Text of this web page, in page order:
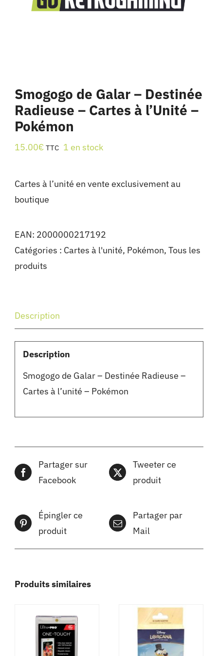
Smogogo de Galar – Destinée
Radieuse – Cartes à l’Unité –
Pokémon
15.00€ TTC 1 en stock
Cartes à l’unité en vente exclusivement au
boutique
EAN: 2000000217192
Catégories : Cartes à l'unité, Pokémon, Tous les
produits
Description
Description
Smogogo de Galar – Destinée Radieuse –
Cartes à l’unité – Pokémon
Partager sur
Facebook
Tweeter ce
produit
Épingler ce
produit
Partager par
Mail
Produits similaires